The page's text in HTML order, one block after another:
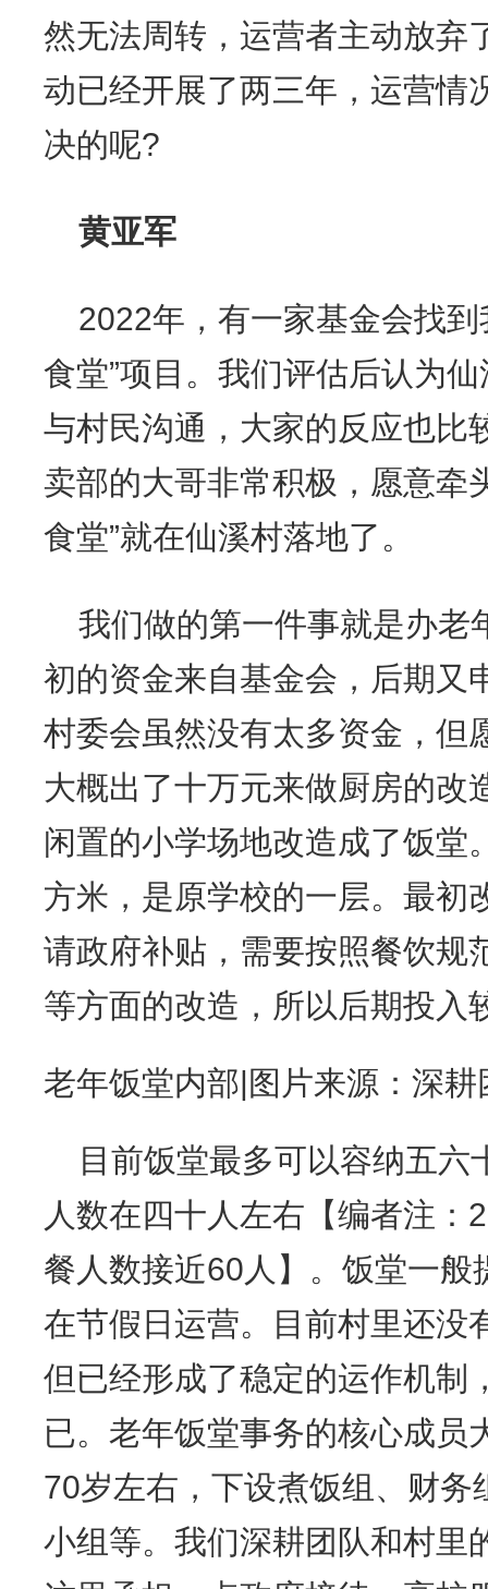
然无法周转，运营者主动放弃
动已经开展了两三年，运营情
决的呢?
黄亚军
2022年，有一家基金会找
食堂”项目。我们评估后认为
与村民沟通，大家的反应也比
卖部的大哥非常积极，愿意牵
食堂”就在仙溪村落地了。
我们做的第一件事就是办老
初的资金来自基金会，后期又
村委会虽然没有太多资金，但
大概出了十万元来做厨房的改
闲置的小学场地改造成了饭堂
方米，是原学校的一层。最初
请政府补贴，需要按照餐饮规
等方面的改造，所以后期投入
老年饭堂内部|图片来源：深耕
目前饭堂最多可以容纳五六
人数在四十人左右【编者注：
餐人数接近60人】。饭堂一
在节假日运营。目前村里还没
但已经形成了稳定的运作机制
已。老年饭堂事务的核心成员
70岁左右，下设煮饭组、财
小组等。我们深耕团队和村里